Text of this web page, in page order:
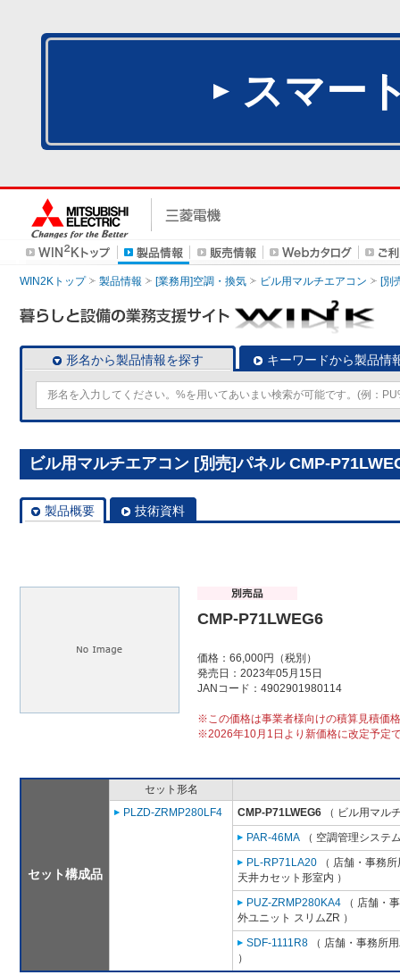
スマー
WIN2Kトップ 製品情報 [業務用]空調・換気 ビル用マルチエアコン [別
形名から製品情報を探す キーワードから製品情
ビル用マルチエアコン [別売]パネル CMP-
製品概要 技術資料
CMP-P71LWEG6
価格：66,000円（税別）
発売日：2023年05月15日
JANコード：4902901980114
※この価格は事業者様向けの積算見積価
※2026年10月1日より新価格に改定予定
セット構成品
セット形名
PLZD-ZRMP280LF4
CMP-P71LWEG6 （ ビル用マル
PAR-46MA （ 空調管理システ
PL-RP71LA20 （ 店舗・事務
天井カセット形室内 ）
PUZ-ZRMP280KA4 （ 店舗・
外ユニット スリムZR ）
SDF-1111R8 （ 店舗・事務所
）